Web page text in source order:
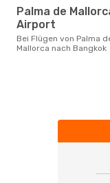
Palma de Mallorca
Airport
Bei Flügen von Palma de
Mallorca nach Bangkok